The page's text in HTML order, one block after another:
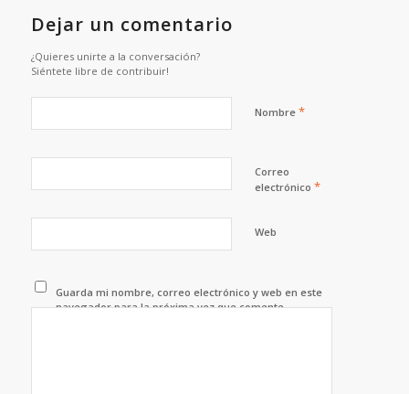
Dejar un comentario
¿Quieres unirte a la conversación?
Siéntete libre de contribuir!
Nombre *
Correo
electrónico *
Web
Guarda mi nombre, correo electrónico y web en este
navegador para la próxima vez que comente.